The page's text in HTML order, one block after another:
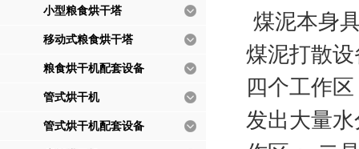
小型粮食烘干塔
移动式粮食烘干塔
粮食烘干机配套设备
管式烘干机
管式烘干机配套设备
煤泥本身
煤泥打散
四个工作
发出大量